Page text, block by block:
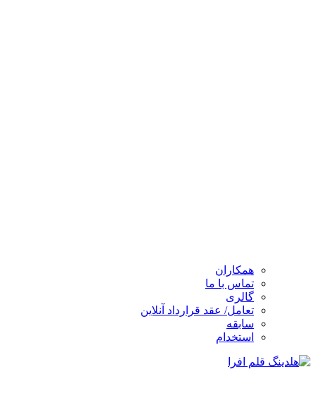
همکاران
تماس با ما
گالری
تعامل/ عقد قرارداد آنلاین
سابقه
استخدام